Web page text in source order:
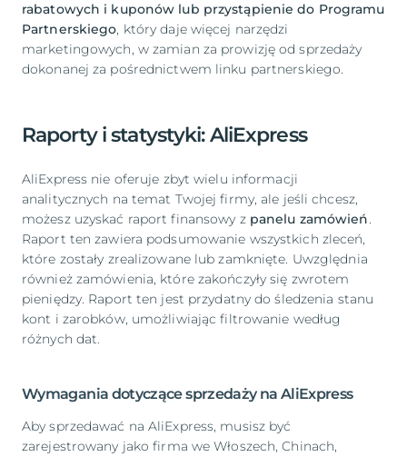
rabatowych i kuponów lub przystąpienie do Programu
Partnerskiego, który daje więcej narzędzi
marketingowych, w zamian za prowizję od sprzedaży
dokonanej za pośrednictwem linku partnerskiego.
Raporty i statystyki: AliExpress
AliExpress nie oferuje zbyt wielu informacji
analitycznych na temat Twojej firmy, ale jeśli chcesz,
możesz uzyskać raport finansowy z panelu zamówień.
Raport ten zawiera podsumowanie wszystkich zleceń,
które zostały zrealizowane lub zamknięte. Uwzględnia
również zamówienia, które zakończyły się zwrotem
pieniędzy. Raport ten jest przydatny do śledzenia stanu
kont i zarobków, umożliwiając filtrowanie według
różnych dat.
Wymagania dotyczące sprzedaży na AliExpress
Aby sprzedawać na AliExpress, musisz być
zarejestrowany jako firma we Włoszech, Chinach,